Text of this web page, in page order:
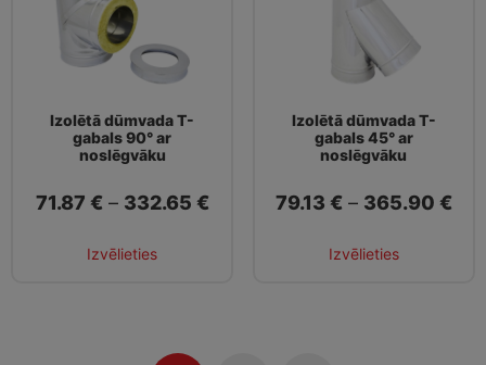
Izolētā dūmvada T-
gabals 90° ar
noslēgvāku
71.87 € – 332.65 €
Izvēlieties
Izolētā dūmvada T-
gabals 45° ar
noslēgvāku
79.13 € – 365.90 €
Izvēlieties